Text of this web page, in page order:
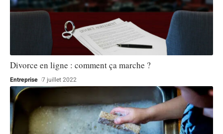
Divorce en ligne : comment ça marche ?
Entreprise 7 juillet 2022